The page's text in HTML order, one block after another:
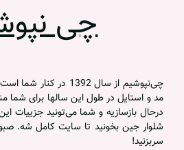
چی
چی‌نپوشیم از سال 1392
مد و استایل در طول این سالها برای
درحال بازسازیه و شما می‌تونید جزییات
شلوار جین بخونید تا سایت کامل شه.
سربزنید!